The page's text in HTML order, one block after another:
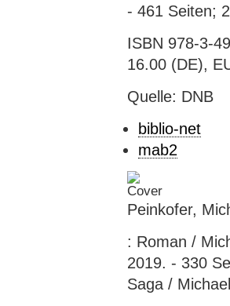
- 461 Seiten;
ISBN 978-3-
16.00 (DE),
Quelle: DNB
biblio-net
mab2
Peinkofer,
: Roman /
2019. - 330
Saga /